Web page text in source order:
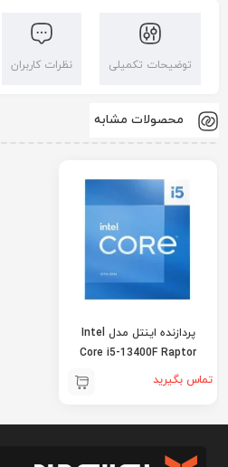
توضیحات تکمیلی نظرات کاربران
محصولات مشابه
پردازنده اینتل مدل Intel
Core i5-13400F Raptor
تماس بگیرید